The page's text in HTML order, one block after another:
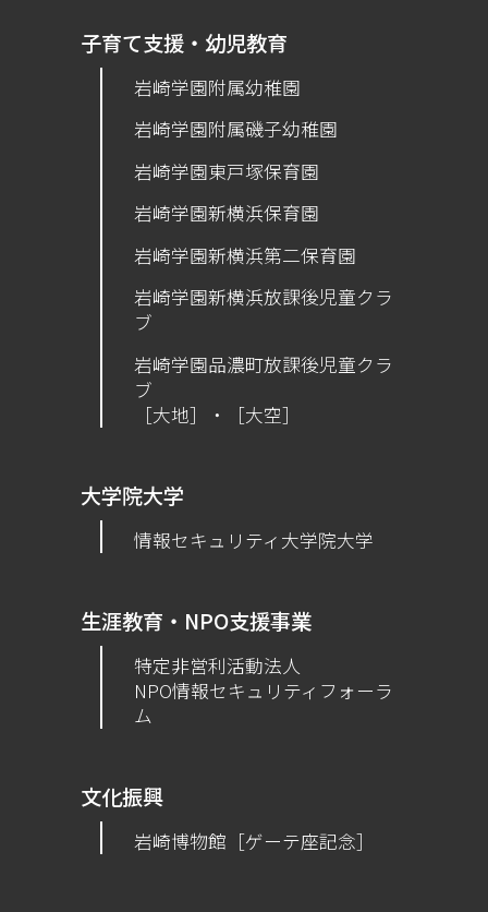
子育て支援・幼児教育
岩崎学園附属幼稚園
岩崎学園附属磯子幼稚園
岩崎学園東戸塚保育園
岩崎学園新横浜保育園
​岩崎学園新横浜第二保育園
岩崎学園新横浜放課後児童クラ
ブ
岩崎学園品濃町放課後児童クラ
ブ
［大地］・［大空］
大学院大学
情報セキュリティ大学院大学
生涯教育・NPO支援事業
特定非営利活動法人
NPO情報セキュリティフォーラ
ム
文化振興
岩崎博物館［ゲーテ座記念］